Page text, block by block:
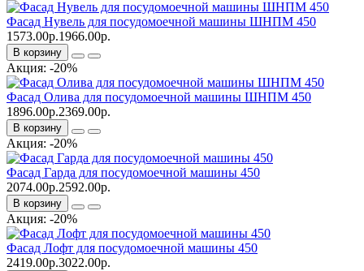
Фасад Нувель для посудомоечной машины ШНПМ 450
1573.00р.1966.00р.
В корзину
Акция: -20%
Фасад Олива для посудомоечной машины ШНПМ 450
1896.00р.2369.00р.
В корзину
Акция: -20%
Фасад Гарда для посудомоечной машины 450
2074.00р.2592.00р.
В корзину
Акция: -20%
Фасад Лофт для посудомоечной машины 450
2419.00р.3022.00р.